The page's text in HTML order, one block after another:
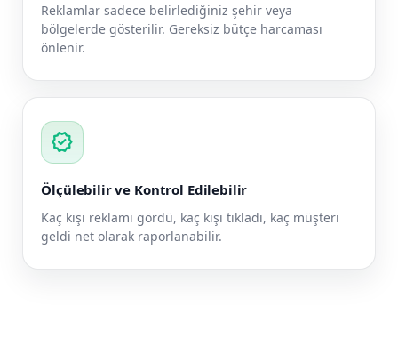
Reklamlar sadece belirlediğiniz şehir veya
bölgelerde gösterilir. Gereksiz bütçe harcaması
önlenir.
verified
Ölçülebilir ve Kontrol Edilebilir
Kaç kişi reklamı gördü, kaç kişi tıkladı, kaç müşteri
geldi net olarak raporlanabilir.